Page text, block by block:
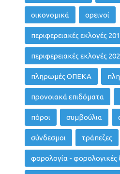
οικονομικά ορεινοί
περιφερειακές εκλογές
περιφερειακές εκλογές
πληρωμές ΟΠΕΚΑ
προνοιακά επιδόματα
πόροι συμβούλια
σύνδεσμοι τράπεζες
φορολογία - φορολογικές